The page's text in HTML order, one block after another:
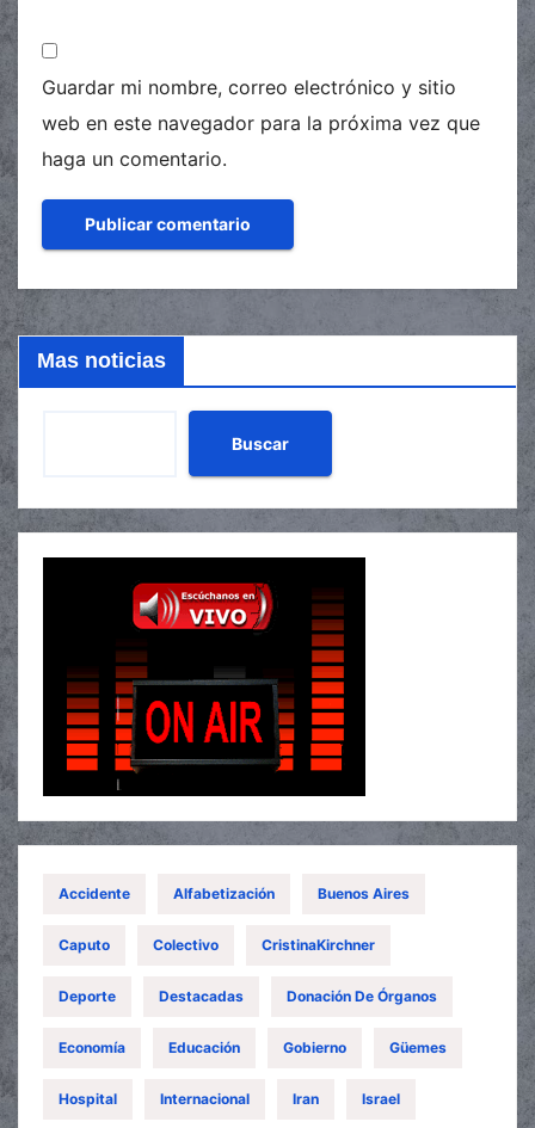
Guardar mi nombre, correo electrónico y sitio
web en este navegador para la próxima vez que
haga un comentario.
Mas noticias
Buscar
Accidente Alfabetización Buenos Aires
Caputo Colectivo CristinaKirchner
Deporte Destacadas Donación De Órganos
Economía Educación Gobierno Güemes
Hospital Internacional Iran Israel